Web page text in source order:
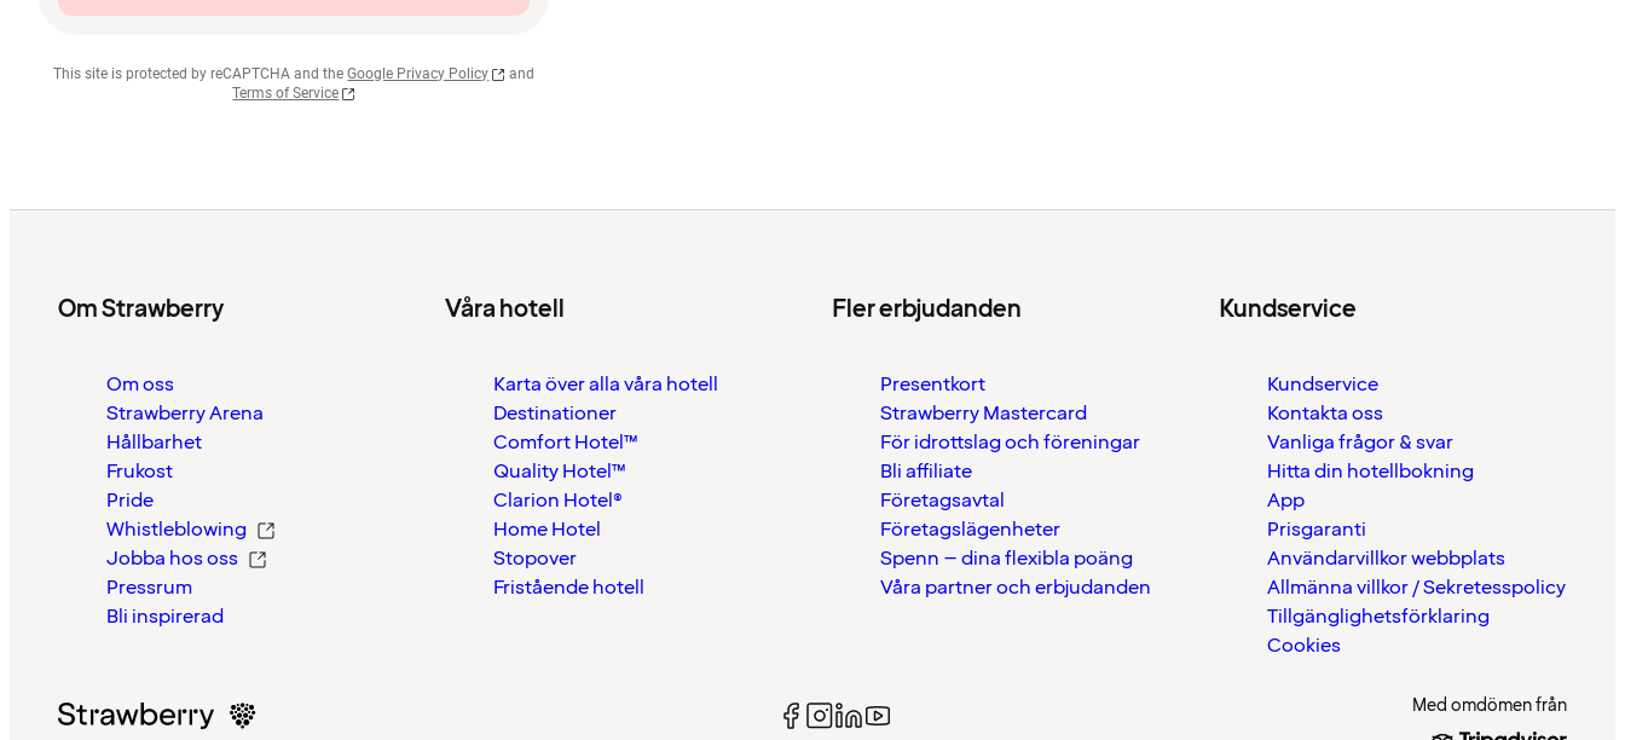
This site is protected by reCAPTCHA and the Google Privacy Policy
and
Terms of Service
Om Strawberry
Om oss
Strawberry Arena
Hållbarhet
Frukost
Pride
Whistleblowing
Jobba hos oss
Pressrum
Bli inspirerad
Våra hotell
Karta över alla våra hotell
Destinationer
Comfort Hotel™
Quality Hotel™
Clarion Hotel®
Home Hotel
Stopover
Fristående hotell
Fler erbjudanden
Presentkort
Strawberry Mastercard
För idrottslag och föreningar
Bli affiliate
Företagsavtal
Företagslägenheter
Spenn – dina flexibla poäng
Våra partner och erbjudanden
Kundservice
Kundservice
Kontakta oss
Vanliga frågor & svar
Hitta din hotellbokning
App
Prisgaranti
Användarvillkor webbplats
Allmänna villkor / Sekretesspolicy
Tillgänglighetsförklaring
Cookies
Med omdömen från